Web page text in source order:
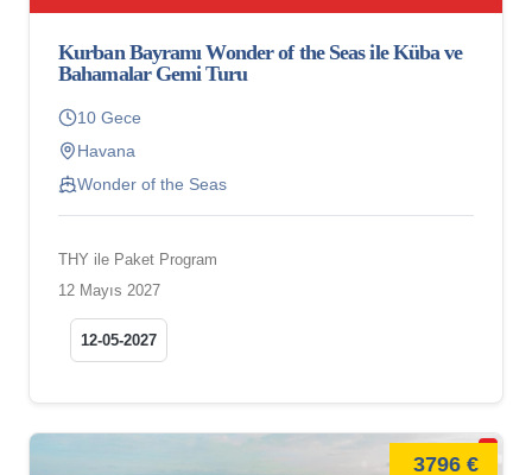
Kurban Bayramı Wonder of the Seas ile Küba ve
Bahamalar Gemi Turu
10 Gece
Havana
Wonder of the Seas
THY ile Paket Program
12 Mayıs 2027
12-05-2027
3796 €